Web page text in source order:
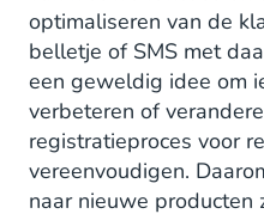
optimaliseren van de
belletje of SMS met
een geweldig idee om
verbeteren of
registratieproces voor
vereenvoudigen.
naar nieuwe producten